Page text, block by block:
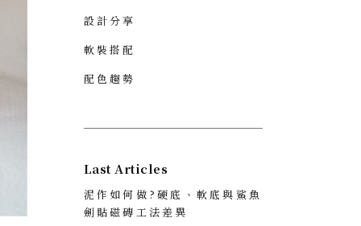
設計分享
軟裝搭配
配色趨勢
Last Articles
泥作如何做?硬底、軟底與鯊魚
劍貼磁磚工法差異